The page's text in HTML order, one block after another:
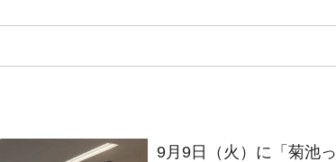
9月9日（火）に「菊池っ